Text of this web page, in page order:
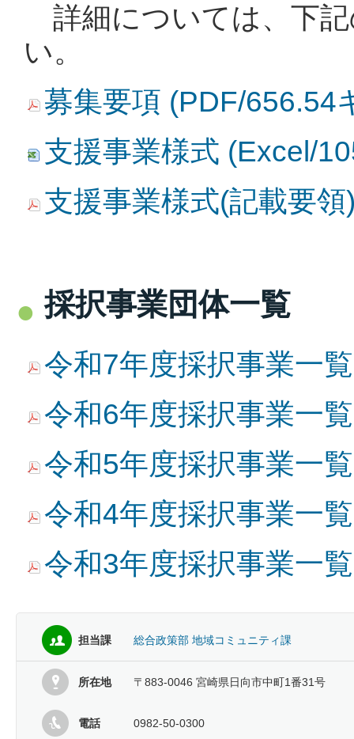
詳細については、下
い。
募集要項 (PDF/656.54
支援事業様式 (Excel/
支援事業様式(記載要
採択事業団体一覧
令和7年度採択事業一
令和6年度採択事業一
令和5年度採択事業一
令和4年度採択事業一
令和3年度採択事業一
担当課 総合政策部 地域コミュニティ課
所在地 〒883-0046 宮崎県日向市中町1番31号
電話 0982-50-0300